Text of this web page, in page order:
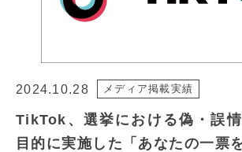
2024.10.28 メディア掲載実績
TikTok、選挙における偽・誤
目的に実施した「あなたの一票